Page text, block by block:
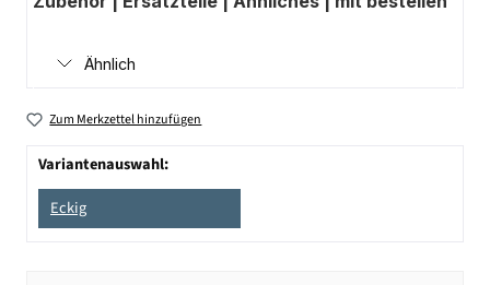
Ähnlich
Zum Merkzettel hinzufügen
Variantenauswahl:
Eckig